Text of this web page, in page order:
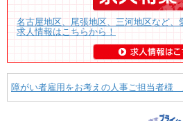
名古屋地区、尾張地区、三河地区など、
求人情報はこちらから！
障がい者雇用をお考えの人事ご担当者様